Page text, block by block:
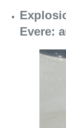
Evere: